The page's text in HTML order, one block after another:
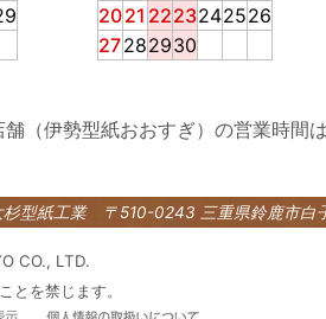
2021 2223242526
27282930
舗（伊勢型紙おおすぎ）の営業時間
杉型紙工業 〒510-0243 三重県鈴鹿市白
CO., LTD.
とを禁じます。